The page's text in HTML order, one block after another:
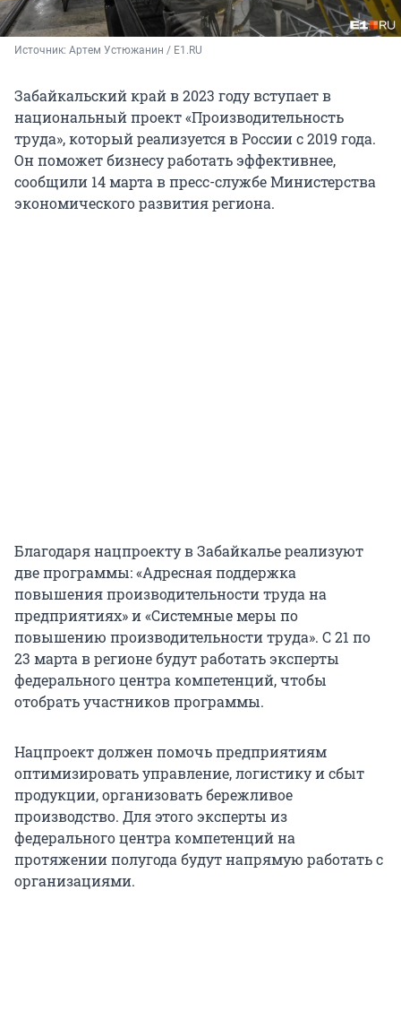
Источник: Артем Устюжанин / E1.RU
Забайкальский край в 2023 году вступает в
национальный проект «Производительность
труда», который реализуется в России с 2019 года.
Он поможет бизнесу работать эффективнее,
сообщили 14 марта в пресс-службе Министерства
экономического развития региона.
Благодаря нацпроекту в Забайкалье реализуют
две программы: «Адресная поддержка
повышения производительности труда на
предприятиях» и «Системные меры по
повышению производительности труда». С 21 по
23 марта в регионе будут работать эксперты
федерального центра компетенций, чтобы
отобрать участников программы.
Нацпроект должен помочь предприятиям
оптимизировать управление, логистику и сбыт
продукции, организовать бережливое
производство. Для этого эксперты из
федерального центра компетенций на
протяжении полугода будут напрямую работать с
организациями.